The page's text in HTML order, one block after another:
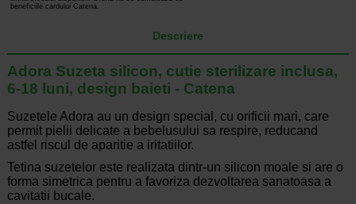
beneficiile cardului Catena.
Descriere
Adora Suzeta silicon, cutie sterilizare inclusa,
6-18 luni, design baieti - Catena
Suzetele Adora au un design special, cu orificii mari, care
permit pielii delicate a bebelusului sa respire, reducand
astfel riscul de aparitie a iritatiilor.
Tetina suzetelor este realizata dintr-un silicon moale si are o
forma simetrica pentru a favoriza dezvoltarea sanatoasa a
cavitatii bucale.